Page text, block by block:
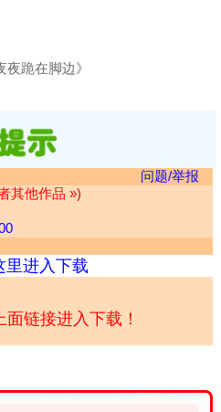
夜跪在脚边》
问题/举报
其他作品 »)
里进入下载
链接进入下载！